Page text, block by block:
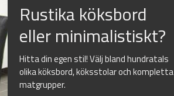
Rustika köksbord
eller minimalistiskt?
Hitta din egen stil! Välj bland hundratals
olika köksbord, köksstolar och kompletta
matgrupper.